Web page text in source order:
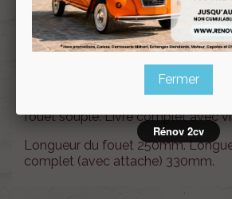
Souscrire
au club
fouet souple. Livré complet avec
Longueur du fouet 250mm.
complet (avec attache) 330mm.
Fermer
Rénov 2cv